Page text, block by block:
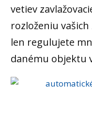
vetiev
rozloženiu
len regulujete
danému objektu